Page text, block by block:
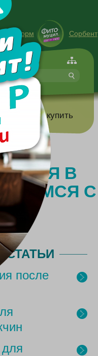
Сорбент
форте
Где купить
грамотно
В
С
СТАТЬИ
после